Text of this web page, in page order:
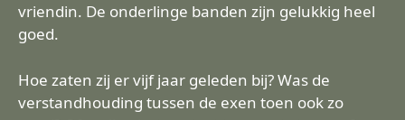
vriendin. De onderlinge banden zijn gelukkig heel
goed.
Hoe zaten zij er vijf jaar geleden bij? Was de
verstandhouding tussen de exen toen ook zo